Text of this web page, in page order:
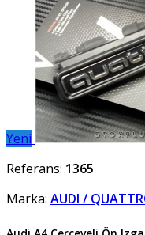
Yeni
Referans: 1365
Marka: AUDI /